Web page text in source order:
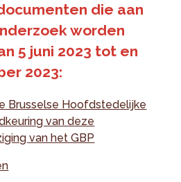
die aan
worden
5 juni 2023 tot en
2023:
Brusselse Hoofdstedelijke
van deze
van het GBP